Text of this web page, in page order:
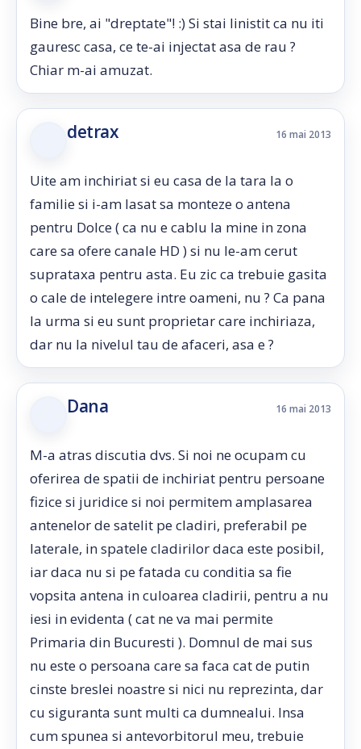
Bine bre, ai "dreptate"! :) Si stai linistit ca nu iti
gauresc casa, ce te-ai injectat asa de rau ?
Chiar m-ai amuzat.
detrax 16 mai 2013
Uite am inchiriat si eu casa de la tara la o
familie si i-am lasat sa monteze o antena
pentru Dolce ( ca nu e cablu la mine in zona
care sa ofere canale HD ) si nu le-am cerut
suprataxa pentru asta. Eu zic ca trebuie gasita
o cale de intelegere intre oameni, nu ? Ca pana
la urma si eu sunt proprietar care inchiriaza,
dar nu la nivelul tau de afaceri, asa e ?
Dana 16 mai 2013
M-a atras discutia dvs. Si noi ne ocupam cu
oferirea de spatii de inchiriat pentru persoane
fizice si juridice si noi permitem amplasarea
antenelor de satelit pe cladiri, preferabil pe
laterale, in spatele cladirilor daca este posibil,
iar daca nu si pe fatada cu conditia sa fie
vopsita antena in culoarea cladirii, pentru a nu
iesi in evidenta ( cat ne va mai permite
Primaria din Bucuresti ). Domnul de mai sus
nu este o persoana care sa faca cat de putin
cinste breslei noastre si nici nu reprezinta, dar
cu siguranta sunt multi ca dumnealui. Insa
cum spunea si antevorbitorul meu, trebuie